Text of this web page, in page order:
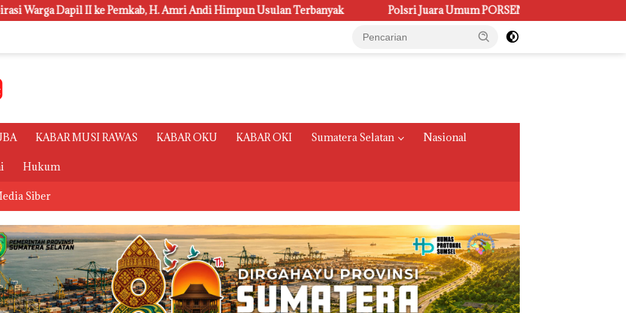
H. Amri Andi Himpun Usulan Terbanyak Polsri Juara Umum PORSENI XV, Raih 60 Medali dan Ukir Gelar Keenam
KABAR MUSI RAWAS KABAR OKU KABAR OKI Sumatera Selatan Nasional
Hukum
Siber